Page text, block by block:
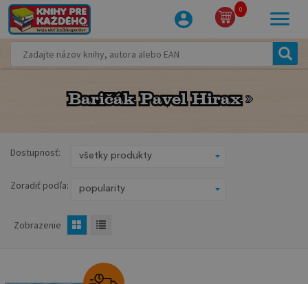
0
Baričák Pavel Hirax
Baričák Pavel Hirax
Dostupnosť:
Zoradiť podľa:
Zobrazenie